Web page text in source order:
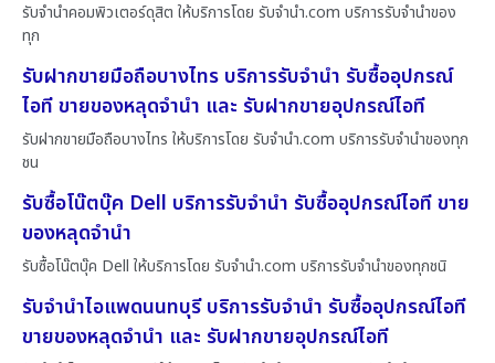
รับจำนำคอมพิวเตอร์ดุสิต ให้บริการโดย รับจํานํา.com บริการรับจำนำของ
ทุก
รับฝากขายมือถือบางไทร บริการรับจำนำ รับซื้ออุปกรณ์
ไอที ขายของหลุดจำนำ และ รับฝากขายอุปกรณ์ไอที
รับฝากขายมือถือบางไทร ให้บริการโดย รับจํานํา.com บริการรับจำนำของทุก
ชน
รับซื้อโน๊ตบุ๊ค Dell บริการรับจำนำ รับซื้ออุปกรณ์ไอที ขาย
ของหลุดจำนำ
รับซื้อโน๊ตบุ๊ค Dell ให้บริการโดย รับจํานํา.com บริการรับจำนำของทุกชนิ
รับจำนำไอแพดนนทบุรี บริการรับจำนำ รับซื้ออุปกรณ์ไอที
ขายของหลุดจำนำ และ รับฝากขายอุปกรณ์ไอที